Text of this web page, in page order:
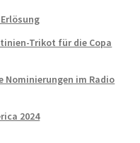
Trikot für die Copa
Nominierungen im Radio
2024